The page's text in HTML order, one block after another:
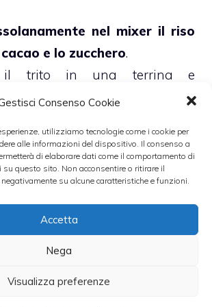
Consenso Cookie
utilizziamo tecnologie come i cookie per
alle informazioni del dispositivo. Il consenso a
di elaborare dati come il comportamento di
su questo sito. Non acconsentire o ritirare il
su alcune caratteristiche e funzioni.
Accetta
Nega
Visualizza preferenze
nel mixer il riso
e lo zucchero.
il trito in una terrina e
con il burro e l’uovo
pochino di latte.
formare delle palline
una placca foderata con carta
180° per 8-10 minuti.